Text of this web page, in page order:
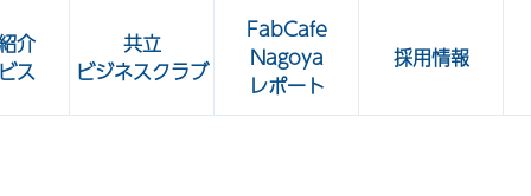
介
ス
共立
ビジネスクラブ
FabCafe
Nagoya
レポート
採用情報